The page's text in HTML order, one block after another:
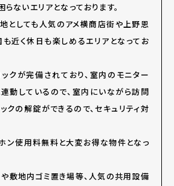
ないエリアとなっております。
としても人気のアメ横商店街や上野恩
近く休日も楽しめるエリアとなってお
クが完備されており、室内のモニター
動しているので、室内にいながら訪問
クの解錠ができるので、セキュリティ対
ン使用料無料と大変お得な物件となっ
敷地内ゴミ置き場等、人気の共用設備